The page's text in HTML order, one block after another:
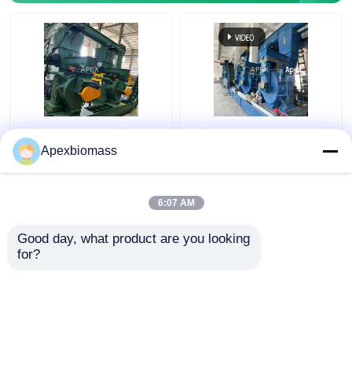
Linha de produção de
madeira moinho da
pelota da agricultura
Não existem polvos de
de biomassa com piso
móvel
Apexbiomass
6:07 AM
Good day, what product are you looking
for?